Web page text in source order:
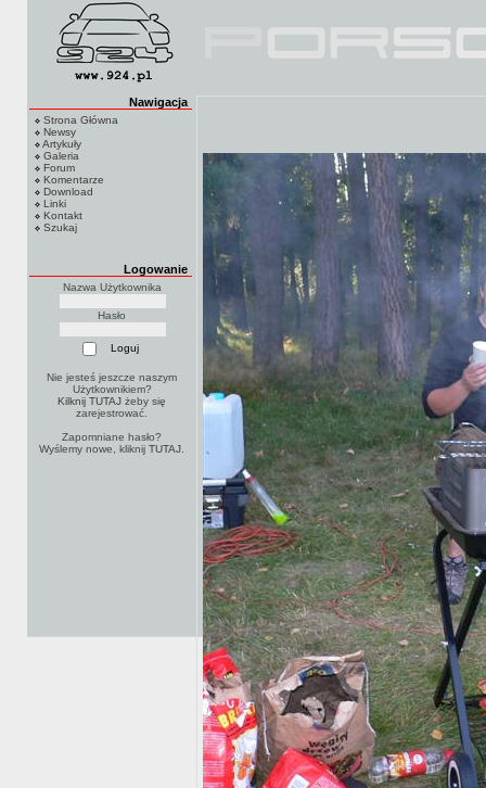
Nawigacja
Strona Główna
Newsy
Artykuły
Galeria
Forum
Komentarze
Download
Linki
Kontakt
Szukaj
Logowanie
Nazwa Użytkownika
Hasło
Nie jesteś jeszcze naszym
Użytkownikiem?
Kilknij TUTAJ żeby się
zarejestrować.
Zapomniane hasło?
Wyślemy nowe, kliknijTUTAJ